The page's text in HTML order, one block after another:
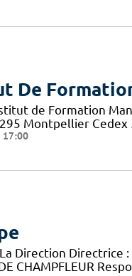
De
de Formation
Montpellier
La Direction Directrice
CHAMPFLEUR